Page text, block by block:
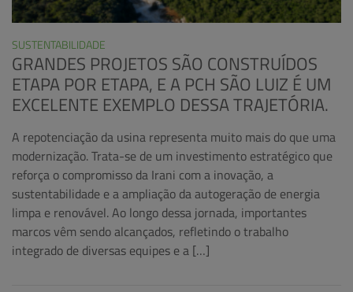
SUSTENTABILIDADE
GRANDES PROJETOS SÃO CONSTRUÍDOS
ETAPA POR ETAPA, E A PCH SÃO LUIZ É UM
EXCELENTE EXEMPLO DESSA TRAJETÓRIA.
A repotenciação da usina representa muito mais do que uma
modernização. Trata-se de um investimento estratégico que
reforça o compromisso da Irani com a inovação, a
sustentabilidade e a ampliação da autogeração de energia
limpa e renovável. Ao longo dessa jornada, importantes
marcos vêm sendo alcançados, refletindo o trabalho
integrado de diversas equipes e a […]